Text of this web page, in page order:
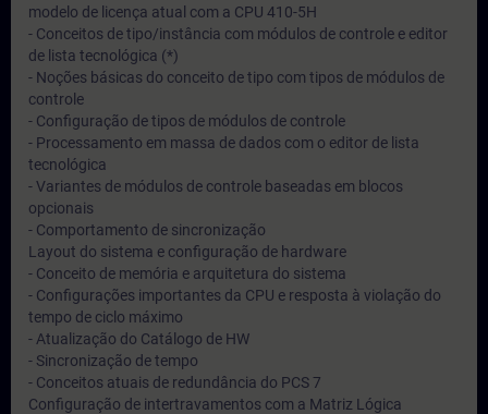
modelo de licença atual com a CPU 410-5H
- Conceitos de tipo/instância com módulos de controle e editor
de lista tecnológica (*)
- Noções básicas do conceito de tipo com tipos de módulos de
controle
- Configuração de tipos de módulos de controle
- Processamento em massa de dados com o editor de lista
tecnológica
- Variantes de módulos de controle baseadas em blocos
opcionais
- Comportamento de sincronização
Layout do sistema e configuração de hardware
- Conceito de memória e arquitetura do sistema
- Configurações importantes da CPU e resposta à violação do
tempo de ciclo máximo
- Atualização do Catálogo de HW
- Sincronização de tempo
- Conceitos atuais de redundância do PCS 7
Configuração de intertravamentos com a Matriz Lógica